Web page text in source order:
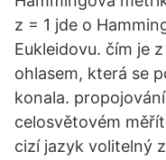
z = 1 jde o
Eukleidovu. čím je
ohlasem, která se
konala.
celosvětovém
cizí jazyk volitelný